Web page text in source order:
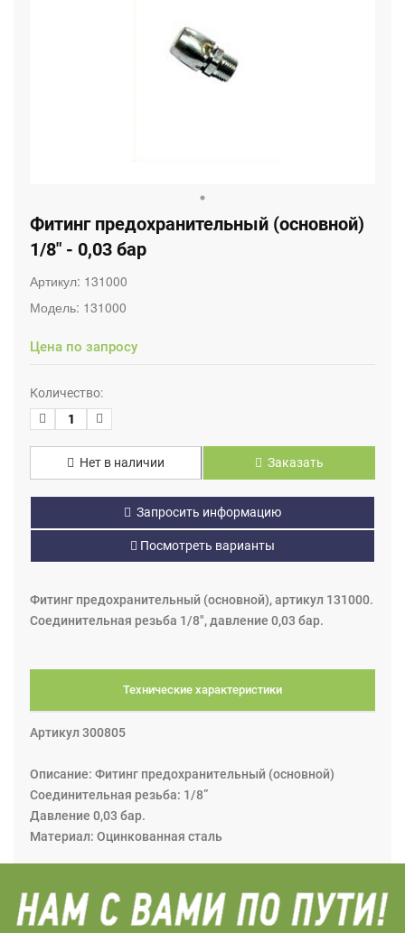
Фитинг предохранительный (основной)
1/8" - 0,03 бар
Артикул: 131000
Модель: 131000
Цена по запросу
Количество:
Нет в наличии Заказать
Запросить информацию
Посмотреть варианты
Фитинг предохранительный (основной), артикул 131000.
Соединительная резьба 1/8", давление 0,03 бар.
Технические характеристики
Артикул 300805
Описание: Фитинг предохранительный (основной)
Соединительная резьба: 1/8”
Давление 0,03 бар.
Материал: Оцинкованная сталь